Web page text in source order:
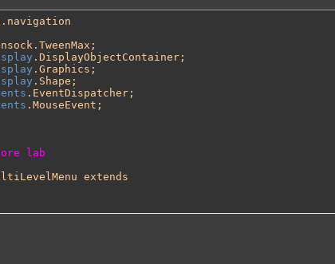
.DisplayObjectContainer;
.Graphics;
.Shape;
.EventDispatcher;
.MouseEvent;
extends